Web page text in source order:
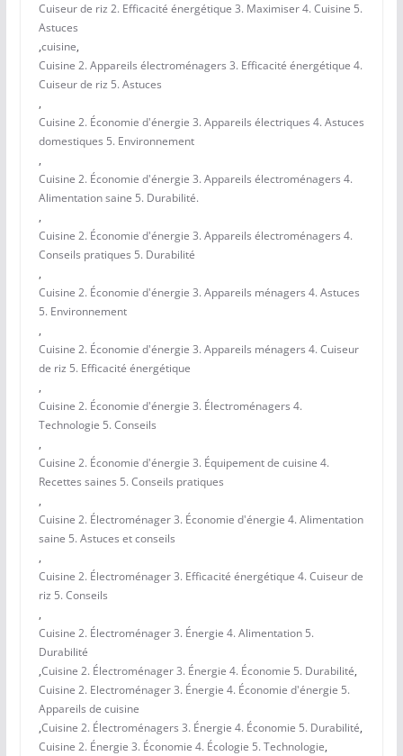
Cuiseur de riz 2. Efficacité énergétique 3. Maximiser 4. Cuisine 5.
Astuces
,cuisine,
Cuisine 2. Appareils électroménagers 3. Efficacité énergétique 4.
Cuiseur de riz 5. Astuces
,
Cuisine 2. Économie d'énergie 3. Appareils électriques 4. Astuces
domestiques 5. Environnement
,
Cuisine 2. Économie d'énergie 3. Appareils électroménagers 4.
Alimentation saine 5. Durabilité.
,
Cuisine 2. Économie d'énergie 3. Appareils électroménagers 4.
Conseils pratiques 5. Durabilité
,
Cuisine 2. Économie d'énergie 3. Appareils ménagers 4. Astuces
5. Environnement
,
Cuisine 2. Économie d'énergie 3. Appareils ménagers 4. Cuiseur
de riz 5. Efficacité énergétique
,
Cuisine 2. Économie d'énergie 3. Électroménagers 4.
Technologie 5. Conseils
,
Cuisine 2. Économie d'énergie 3. Équipement de cuisine 4.
Recettes saines 5. Conseils pratiques
,
Cuisine 2. Électroménager 3. Économie d'énergie 4. Alimentation
saine 5. Astuces et conseils
,
Cuisine 2. Électroménager 3. Efficacité énergétique 4. Cuiseur de
riz 5. Conseils
,
Cuisine 2. Électroménager 3. Énergie 4. Alimentation 5.
Durabilité
,Cuisine 2. Électroménager 3. Énergie 4. Économie 5. Durabilité,
Cuisine 2. Electroménager 3. Énergie 4. Économie d'énergie 5.
Appareils de cuisine
,Cuisine 2. Électroménagers 3. Énergie 4. Économie 5. Durabilité,
Cuisine 2. Énergie 3. Économie 4. Écologie 5. Technologie,